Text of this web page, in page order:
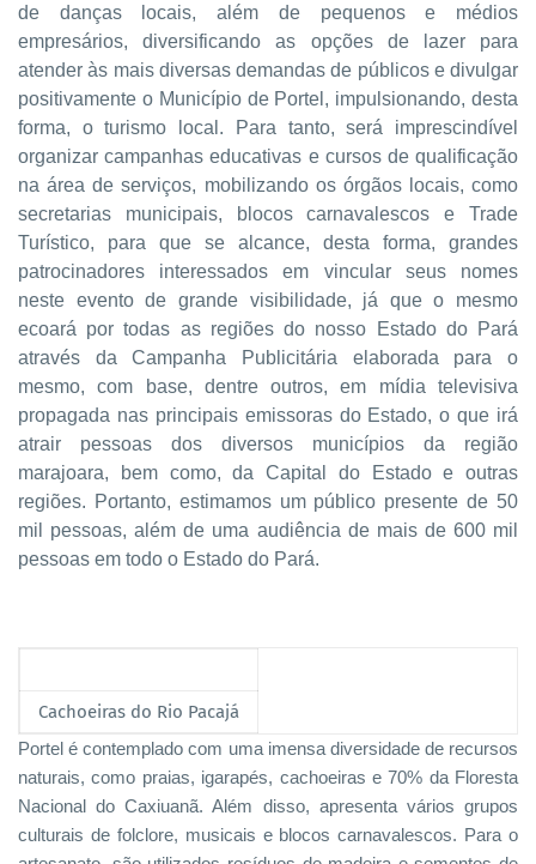
de danças locais, além de pequenos e médios
empresários, diversificando as opções de lazer para
atender às mais diversas demandas de públicos e divulgar
positivamente o Município de Portel, impulsionando, desta
forma, o turismo local. Para tanto, será imprescindível
organizar campanhas educativas e cursos de qualificação
na área de serviços, mobilizando os órgãos locais, como
secretarias municipais, blocos carnavalescos e Trade
Turístico, para que se alcance, desta forma, grandes
patrocinadores interessados em vincular seus nomes
neste evento de grande visibilidade, já que o mesmo
ecoará por todas as regiões do nosso Estado do Pará
através da Campanha Publicitária elaborada para o
mesmo, com base, dentre outros, em mídia televisiva
propagada nas principais emissoras do Estado, o que irá
atrair pessoas dos diversos municípios da região
marajoara, bem como, da Capital do Estado e outras
regiões. Portanto, estimamos um público presente de 50
mil pessoas, além de uma audiência de mais de 600 mil
pessoas em todo o Estado do Pará.
Cachoeiras do Rio Pacajá
Portel é contempladocom uma imensa diversidadede recursos
naturais, como praias, igarapés, cachoeiras e 70% da Floresta
Nacional do Caxiuanã. Além disso, apresenta vários grupos
culturais de folclore, musicais e blocos carnavalescos. Para o